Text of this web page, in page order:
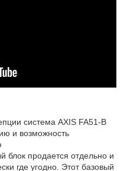
система AXIS FA51-B
и возможность
блок продается отдельно и
где угодно. Этот базовый